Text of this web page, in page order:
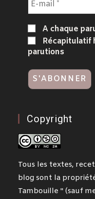
A chaque
Récapitulatif
parutions
Copyright
Tous les textes,
blog sont la
Tambouille " (sauf